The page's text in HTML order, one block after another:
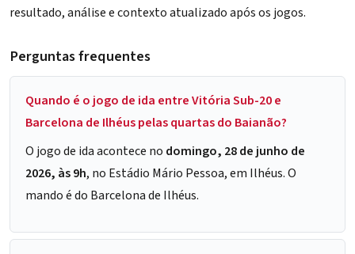
resultado, análise e contexto atualizado após os jogos.
Perguntas frequentes
Quando é o jogo de ida entre Vitória Sub-20 e
Barcelona de Ilhéus pelas quartas do Baianão?
O jogo de ida acontece no domingo, 28 de junho de
2026, às 9h, no Estádio Mário Pessoa, em Ilhéus. O
mando é do Barcelona de Ilhéus.